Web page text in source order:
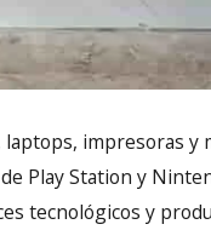
impresoras y
Play Station y
tecnológicos y